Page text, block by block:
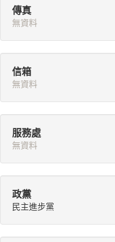
傳真
無資料
信箱
無資料
服務處
無資料
政黨
民主進步黨